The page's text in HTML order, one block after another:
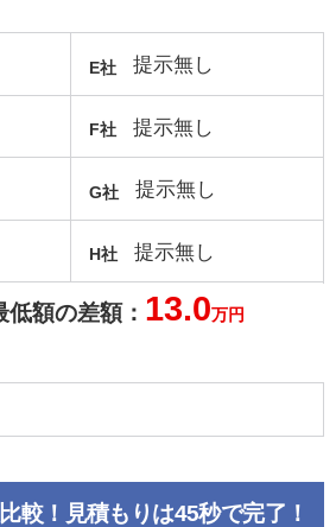
E社 提示無し
F社 提示無し
G社 提示無し
H社 提示無し
額の差額： 13.0万円
較！見積もりは45秒で完了！